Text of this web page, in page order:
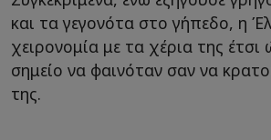
και τα γεγονότα στο γήπεδο, η
χειρονομία με τα χέρια της
σημείο να φαινόταν σαν να
της.